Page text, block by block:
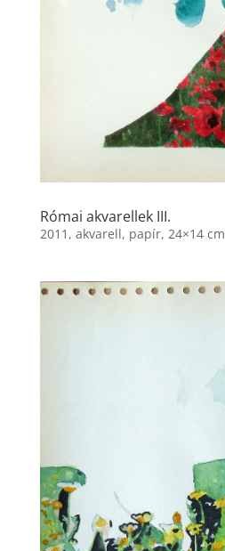
Római akvarellek III.
2011, akvarell, papír, 24×14 cm